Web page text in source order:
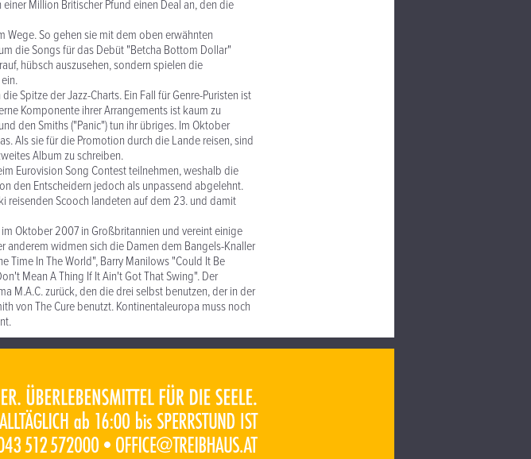
Million Britischer Pfund einen Deal an, den die
Wege. So gehen sie mit dem oben erwähnten
die Songs für das Debüt "Betcha Bottom Dollar"
hübsch auszusehen, sondern spielen die
Spitze der Jazz-Charts. Ein Fall für Genre-Puristen ist
Komponente ihrer Arrangements ist kaum zu
den Smiths ("Panic") tun ihr übriges. Im Oktober
Als sie für die Promotion durch die Lande reisen, sind
Album zu schreiben.
Eurovision Song Contest teilnehmen, weshalb die
den Entscheidern jedoch als unpassend abgelehnt.
reisenden Scooch landeten auf dem 23. und damit
Oktober 2007 in Großbritannien und vereint einige
anderem widmen sich die Damen dem Bangels-Knaller
Time In The World", Barry Manilows "Could It Be
Mean A Thing If It Ain't Got That Swing". Der
M.A.C. zurück, den die drei selbst benutzen, der in der
von The Cure benutzt. Kontinentaleuropa muss noch